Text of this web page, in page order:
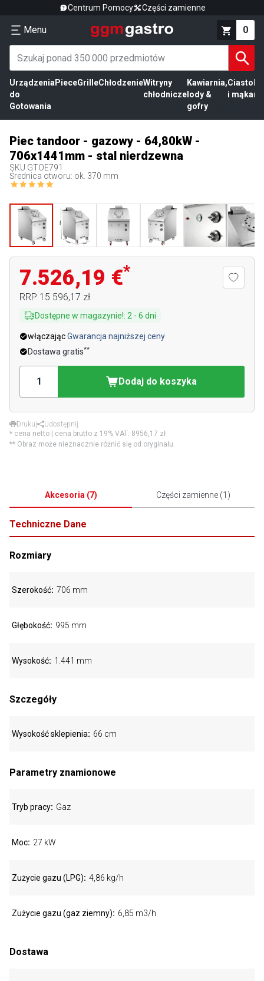
Centrum Pomocy Części zamienne
Menu 0
Urządzenia
do
Gotowania
PieceGrilleChłodzenieWitryny
chłodnicze
Kawiarnia,
lody &
gofry
Ciasto
i mąka
Piec tandoor - gazowy - 64,80kW -
706x1441mm - stal nierdzewna
SKU GTOE791
Średnica otworu: ok. 370 mm
7.526,19 €*
RRP 15 596,17 zł
Dostępne w magazynie!: 2 - 6 dni
włączającGwarancja najniższej ceny
Dostawa gratis**
Dodaj do koszyka
Drukuj
Udostępnij
* cena netto | cena brutto z 19% VAT: 8956,17 zł
** Obraz może nieznacznie różnić się od oryginału.
Akcesoria (7) Części zamienne (1 )
Techniczne Dane
Rozmiary
Szerokość 706 mm
Głębokość 995 mm
Wysokość 1.441 mm
Szczegóły
Wysokość sklepienia 66 cm
Parametry znamionowe
Tryb pracy Gaz
Moc 27 kW
Zużycie gazu (LPG) 4,86 kg/h
Zużycie gazu (gaz ziemny) 6,85 m3/h
Dostawa